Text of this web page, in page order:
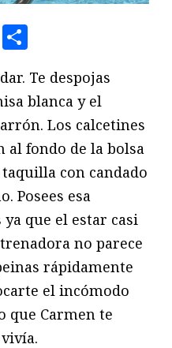
Email
Te despojas
blanca y el
Los calcetines
al fondo de la bolsa
con candado
Posees esa
ya que el estar casi
no parece
rápidamente
el incómodo
que Carmen te